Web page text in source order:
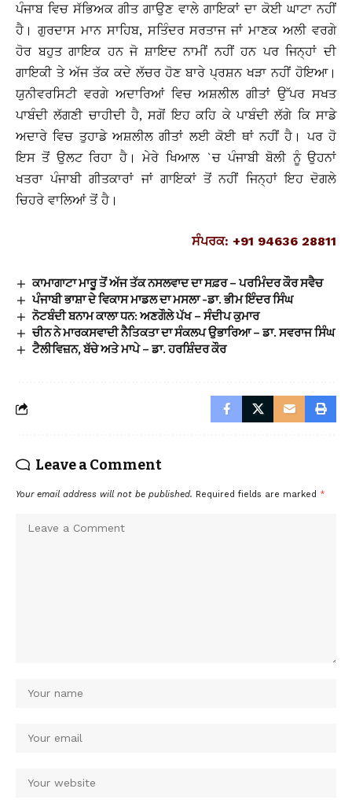
ਪੰਜਾਬ ਵਿਚ ਸੱਭਿਅਕ ਗੀਤ ਗਾਉਣ ਵਾਲੇ ਗਾਇਕਾਂ ਦਾ ਕੋਈ ਘਾਟਾ ਨਹੀਂ
ਹੈ। ਗੁਰਦਾਸ ਮਾਨ ਸਾਹਿਬ, ਸਤਿੰਦਰ ਸਰਤਾਜ ਜਾਂ ਮਾਣਕ ਅਲੀ ਵਰਗੇ
ਹੋਰ ਬਹੁਤ ਗਾਇਕ ਹਨ ਜੋ ਸ਼ਾਇਦ ਨਾਮੀਂ ਨਹੀਂ ਹਨ ਪਰ ਜਿਨ੍ਹਾਂ ਦੀ
ਗਾਇਕੀ ਤੇ ਅੱਜ ਤੱਕ ਕਦੇ ਲੱਚਰ ਹੋਣ ਬਾਰੇ ਪ੍ਰਸ਼ਨ ਖੜਾ ਨਹੀਂ ਹੋਇਆ।
ਯੁਨੀਵਰਸਿਟੀ ਵਰਗੇ ਅਦਾਰਿਆਂ ਵਿਚ ਅਸ਼ਲੀਲ ਗੀਤਾਂ ਉੱਪਰ ਸਖਤ
ਪਾਬੰਦੀ ਲੱਗਣੀ ਚਾਹੀਦੀ ਹੈ, ਸਗੋਂ ਇਹ ਕਹਿ ਕੇ ਪਾਬੰਦੀ ਲੱਗੇ ਕਿ ਸਾਡੇ
ਅਦਾਰੇ ਵਿਚ ਤੁਹਾਡੇ ਅਸ਼ਲੀਲ ਗੀਤਾਂ ਲਈ ਕੋਈ ਥਾਂ ਨਹੀਂ ਹੈ। ਪਰ ਹੋ
ਇਸ ਤੋਂ ਉਲਟ ਰਿਹਾ ਹੈ। ਮੇਰੇ ਖਿਆਲ `ਚ ਪੰਜਾਬੀ ਬੋਲੀ ਨੂੰ ਉਹਨਾਂ
ਖਤਰਾ ਪੰਜਾਬੀ ਗੀਤਕਾਰਾਂ ਜਾਂ ਗਾਇਕਾਂ ਤੋਂ ਨਹੀਂ ਜਿਨ੍ਹਾਂ ਇਹ ਦੋਗਲੇ
ਚਿਹਰੇ ਵਾਲਿਆਂ ਤੋਂ ਹੈ।
ਸੰਪਰਕ: +91 94636 28811
ਕਾਮਾਗਾਟਾ ਮਾਰੂ ਤੋਂ ਅੱਜ ਤੱਕ ਨਸਲਵਾਦ ਦਾ ਸਫ਼ਰ – ਪਰਮਿੰਦਰ ਕੌਰ ਸਵੈਚ
ਪੰਜਾਬੀ ਭਾਸ਼ਾ ਦੇ ਵਿਕਾਸ ਮਾਡਲ ਦਾ ਮਸਲਾ -ਡਾ. ਭੀਮ ਇੰਦਰ ਸਿੰਘ
ਨੋਟਬੰਦੀ ਬਨਾਮ ਕਾਲਾ ਧਨ: ਅਣਗੌਲੇ ਪੱਖ – ਸੰਦੀਪ ਕੁਮਾਰ
ਚੀਨ ਨੇ ਮਾਰਕਸਵਾਦੀ ਨੈਤਿਕਤਾ ਦਾ ਸੰਕਲਪ ਉਭਾਰਿਆ – ਡਾ. ਸਵਰਾਜ ਸਿੰਘ
ਟੈਲੀਵਿਜ਼ਨ, ਬੱਚੇ ਅਤੇ ਮਾਪੇ – ਡਾ. ਹਰਸ਼ਿੰਦਰ ਕੌਰ
Leave a Comment
Your email address will not be published. Required fields are marked *